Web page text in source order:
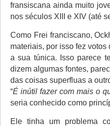
fransiscana ainda muito
nos séculos XIII e XIV (até
Como Frei franciscano,
materiais, por isso fez
a sua túnica. Isso parece
dizem algumas fontes,
das coisas superfluas a
“É inútil fazer com mais o
seria conhecido como
Ele tinha um problema